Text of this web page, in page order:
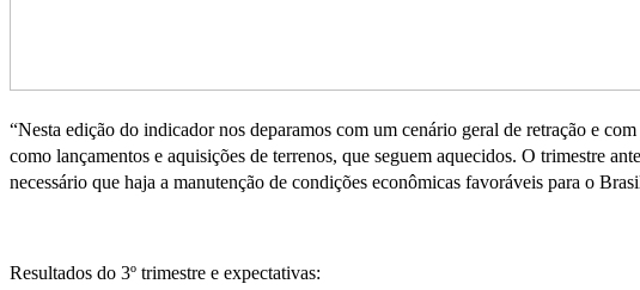
“Nesta edição do indicador nos deparamos com um cenário geral de retração e
como lançamentos e aquisições de terrenos, que seguem aquecidos. O trimestre
necessário que haja a manutenção de condições econômicas favoráveis para o
Resultados do 3º trimestre e expectativas: